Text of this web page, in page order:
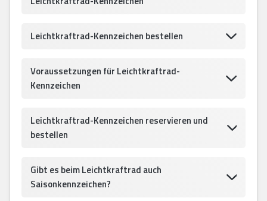
Leichtkraftrad-Kennzeichen bestellen
Voraussetzungen für Leichtkraftrad-
Kennzeichen
Leichtkraftrad-Kennzeichen reservieren und
bestellen
Gibt es beim Leichtkraftrad auch
Saisonkennzeichen?